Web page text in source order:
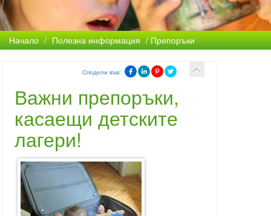
Начало / Полезна информация / Препоръки
Сподели във:
Важни препоръки,
касаещи детските
лагери!